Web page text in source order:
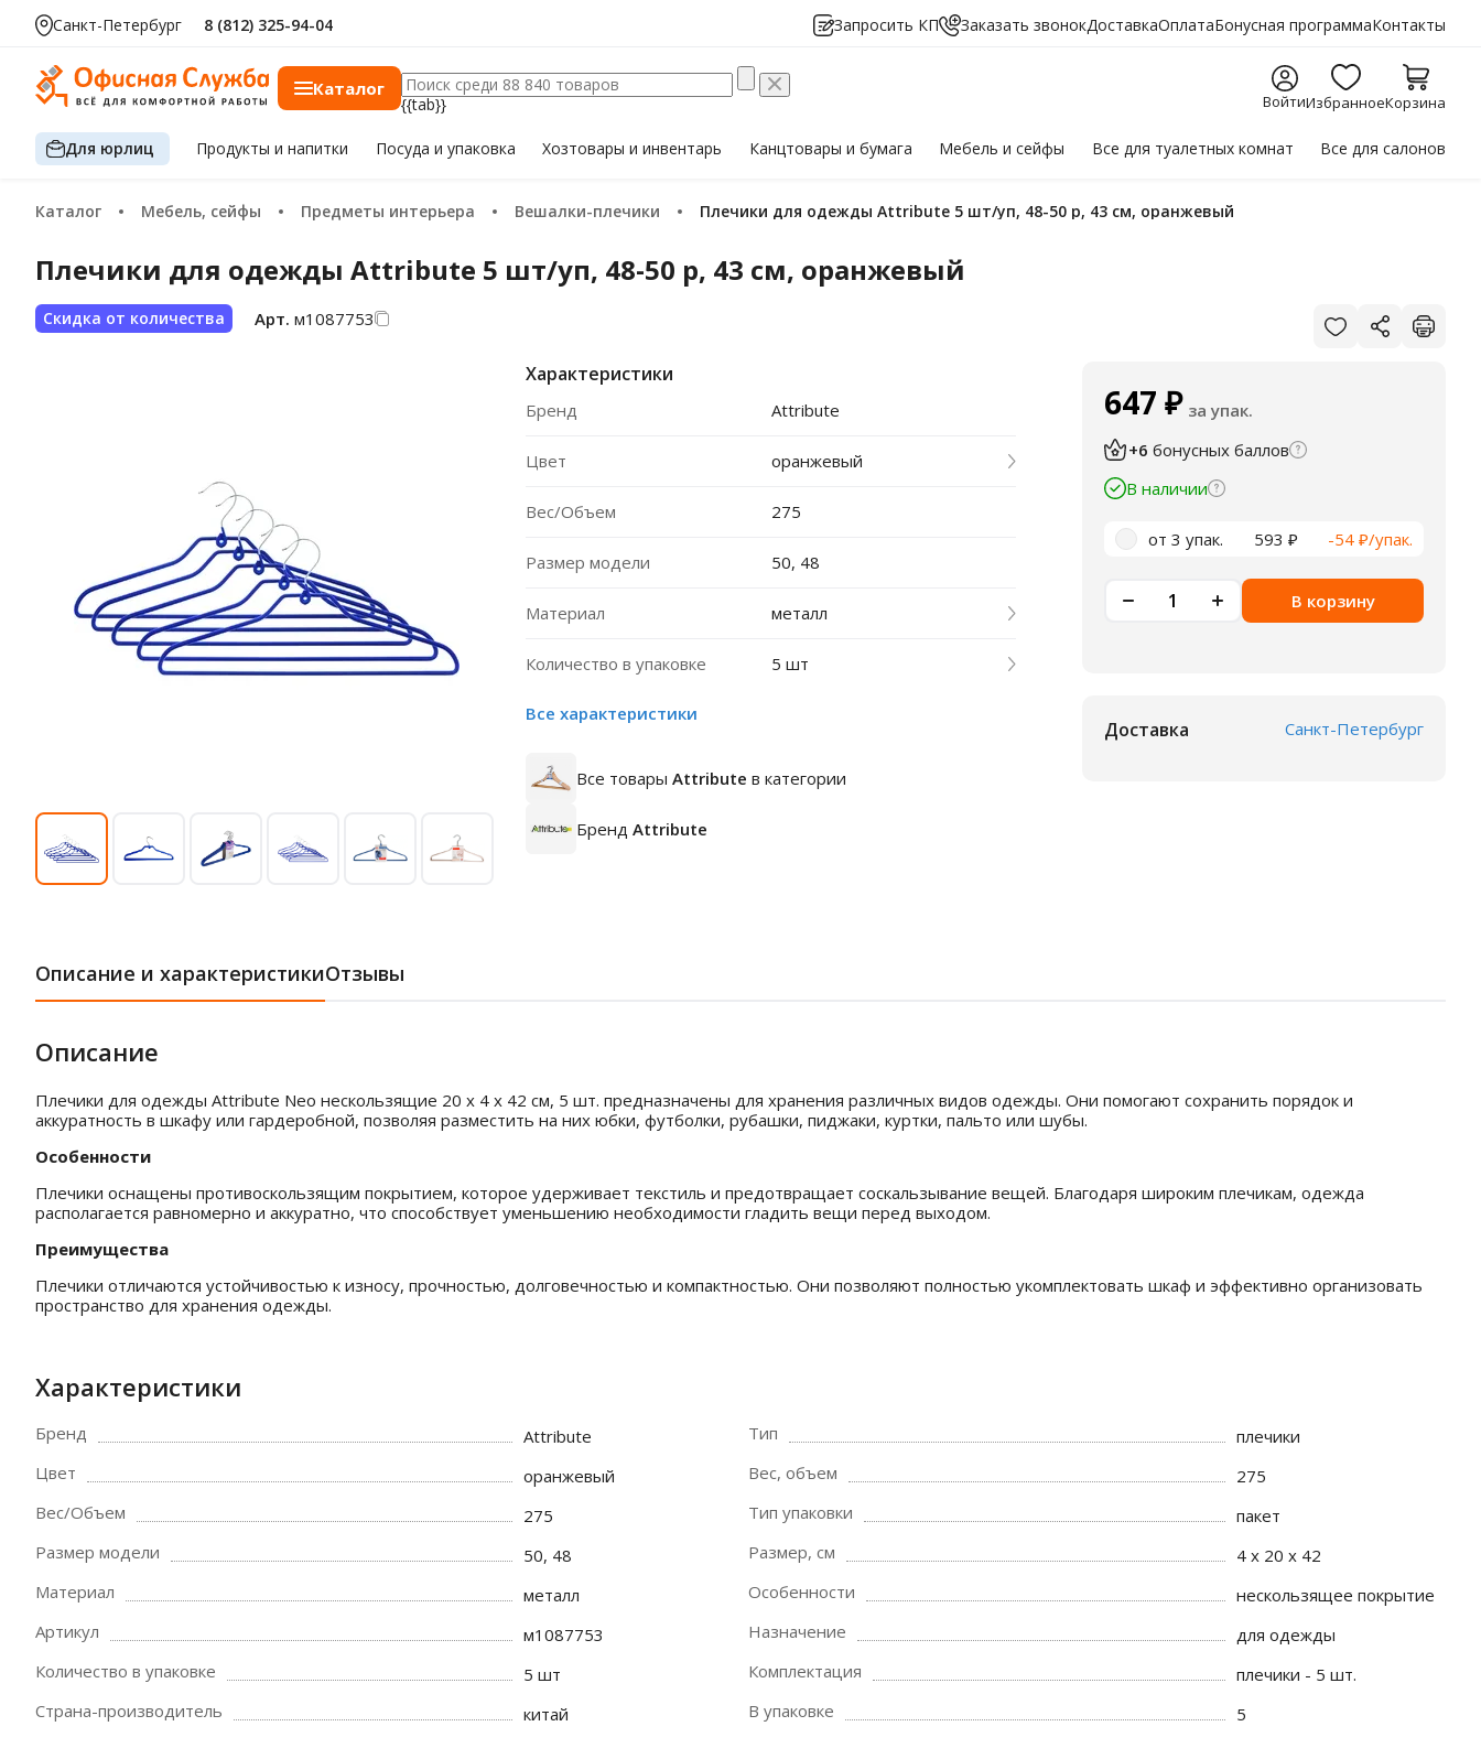
Санкт-Петербург 8 (812) 325-94-04 Запросить КП Заказать звонокДоставкаОплатаБонусная программаКонтакты
Каталог
{{tab}} ВойтиИзбранноеКорзина
Для юрлиц Продуктыи напитки Посуда и упаковка Хозтоварыи инвентарь Канцтовары и бумага Мебельи сейфы Все для туалетных комнат Все для салонов
Каталог Мебель, сейфы Предметы интерьера Вешалки-плечики Плечики для одежды Attribute 5 шт/уп, 48-50 р, 43 см, оранжевый
Плечики для одежды Attribute 5 шт/уп, 48-50 р, 43 см, оранжевый
Скидка от количества Арт. м1087753
Характеристики
Бренд Attribute
Цвет оранжевый
Вес/Объем 275
Размер модели 50, 48
Материал металл
Количество в упаковке 5 шт
Все характеристики
Все товары Attribute в категории
Бренд Attribute
647 ₽ за упак.
+6 бонусных баллов
В наличии
от 3 упак. 593 ₽ -54 ₽/упак.
В корзину
Доставка Санкт-Петербург
Описание и характеристикиОтзывы
Описание
Плечики для одежды Attribute Neo нескользящие 20 х 4 х 42 см, 5 шт. предназначены для хранения различных видов одежды. Они помогают сохранить порядок и
аккуратность в шкафу или гардеробной, позволяя разместить на них юбки, футболки, рубашки, пиджаки, куртки, пальто или шубы.
Особенности
Плечики оснащены противоскользящим покрытием, которое удерживает текстиль и предотвращает соскальзывание вещей. Благодаря широким плечикам, одежда
располагается равномерно и аккуратно, что способствует уменьшению необходимости гладить вещи перед выходом.
Преимущества
Плечики отличаются устойчивостью к износу, прочностью, долговечностью и компактностью. Они позволяют полностью укомплектовать шкаф и эффективно организовать
пространство для хранения одежды.
Характеристики
Бренд
Attribute
Цвет
оранжевый
Вес/Объем
275
Размер модели
50, 48
Материал
металл
Артикул
м1087753
Количество в упаковке
5 шт
Страна-производитель
китай
Тип
плечики
Вес, объем
275
Тип упаковки
пакет
Размер, см
4 х 20 х 42
Особенности
нескользящее покрытие
Назначение
для одежды
Комплектация
плечики - 5 шт.
В упаковке
5